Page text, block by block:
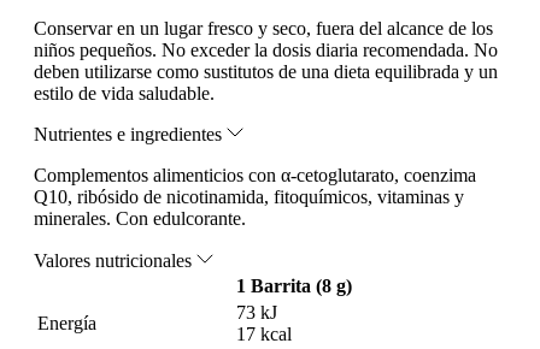
Conservar en un lugar fresco y seco, fuera del alcance de los
niños pequeños. No exceder la dosis diaria recomendada. No
deben utilizarse como sustitutos de una dieta equilibrada y un
estilo de vida saludable.
Nutrientes e ingredientes
Complementos alimenticios con α-cetoglutarato, coenzima
Q10, ribósido de nicotinamida, fitoquímicos, vitaminas y
minerales. Con edulcorante.
Valores nutricionales
1 Barrita (8 g)
Energía
73 kJ
17 kcal